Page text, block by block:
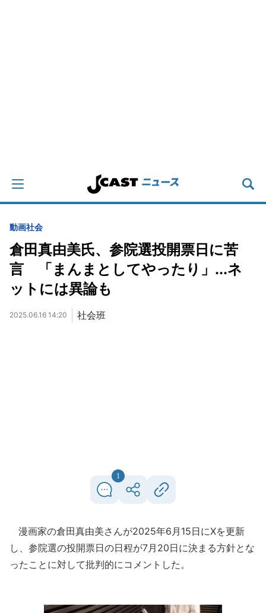
動画社会
倉田真由美氏、参院選投開票日に苦
言 「まんまとしてやったり」...ネ
ットには異論も
2025.06.16 14:20 社会班
1
漫画家の倉田真由美さんが2025年6月15日にXを更新
し、参院選の投開票日の日程が7月20日に決まる方針とな
ったことに対して批判的にコメントした。